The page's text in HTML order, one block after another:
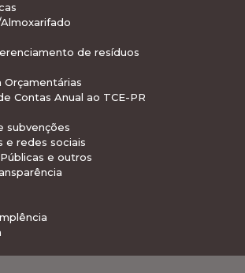
de resíduos
Orçamentárias
Contas Anual ao TCE-PR
subvenções
e redes sociais
e outros